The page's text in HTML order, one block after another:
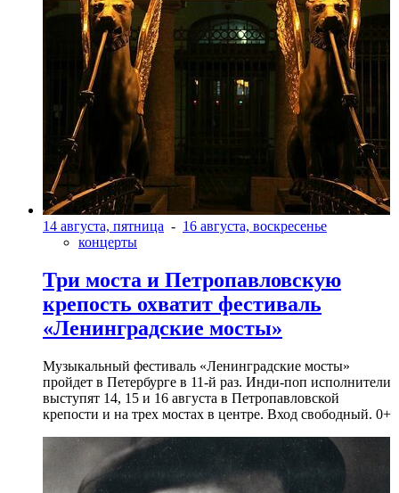
14 августа, пятница - 16 августа, воскресенье
концерты
Три моста и Петропавловскую
крепость охватит фестиваль
«Ленинградские мосты»
Музыкальный фестиваль «Ленинградские мосты»
пройдет в Петербурге в 11-й раз. Инди-поп исполнители
выступят 14, 15 и 16 августа в Петропавловской
крепости и на трех мостах в центре. Вход свободный. 0+